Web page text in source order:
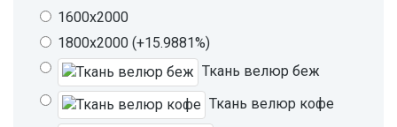
1600х2000
1800х2000 (+15.9881%)
Ткань велюр беж
Ткань велюр кофе